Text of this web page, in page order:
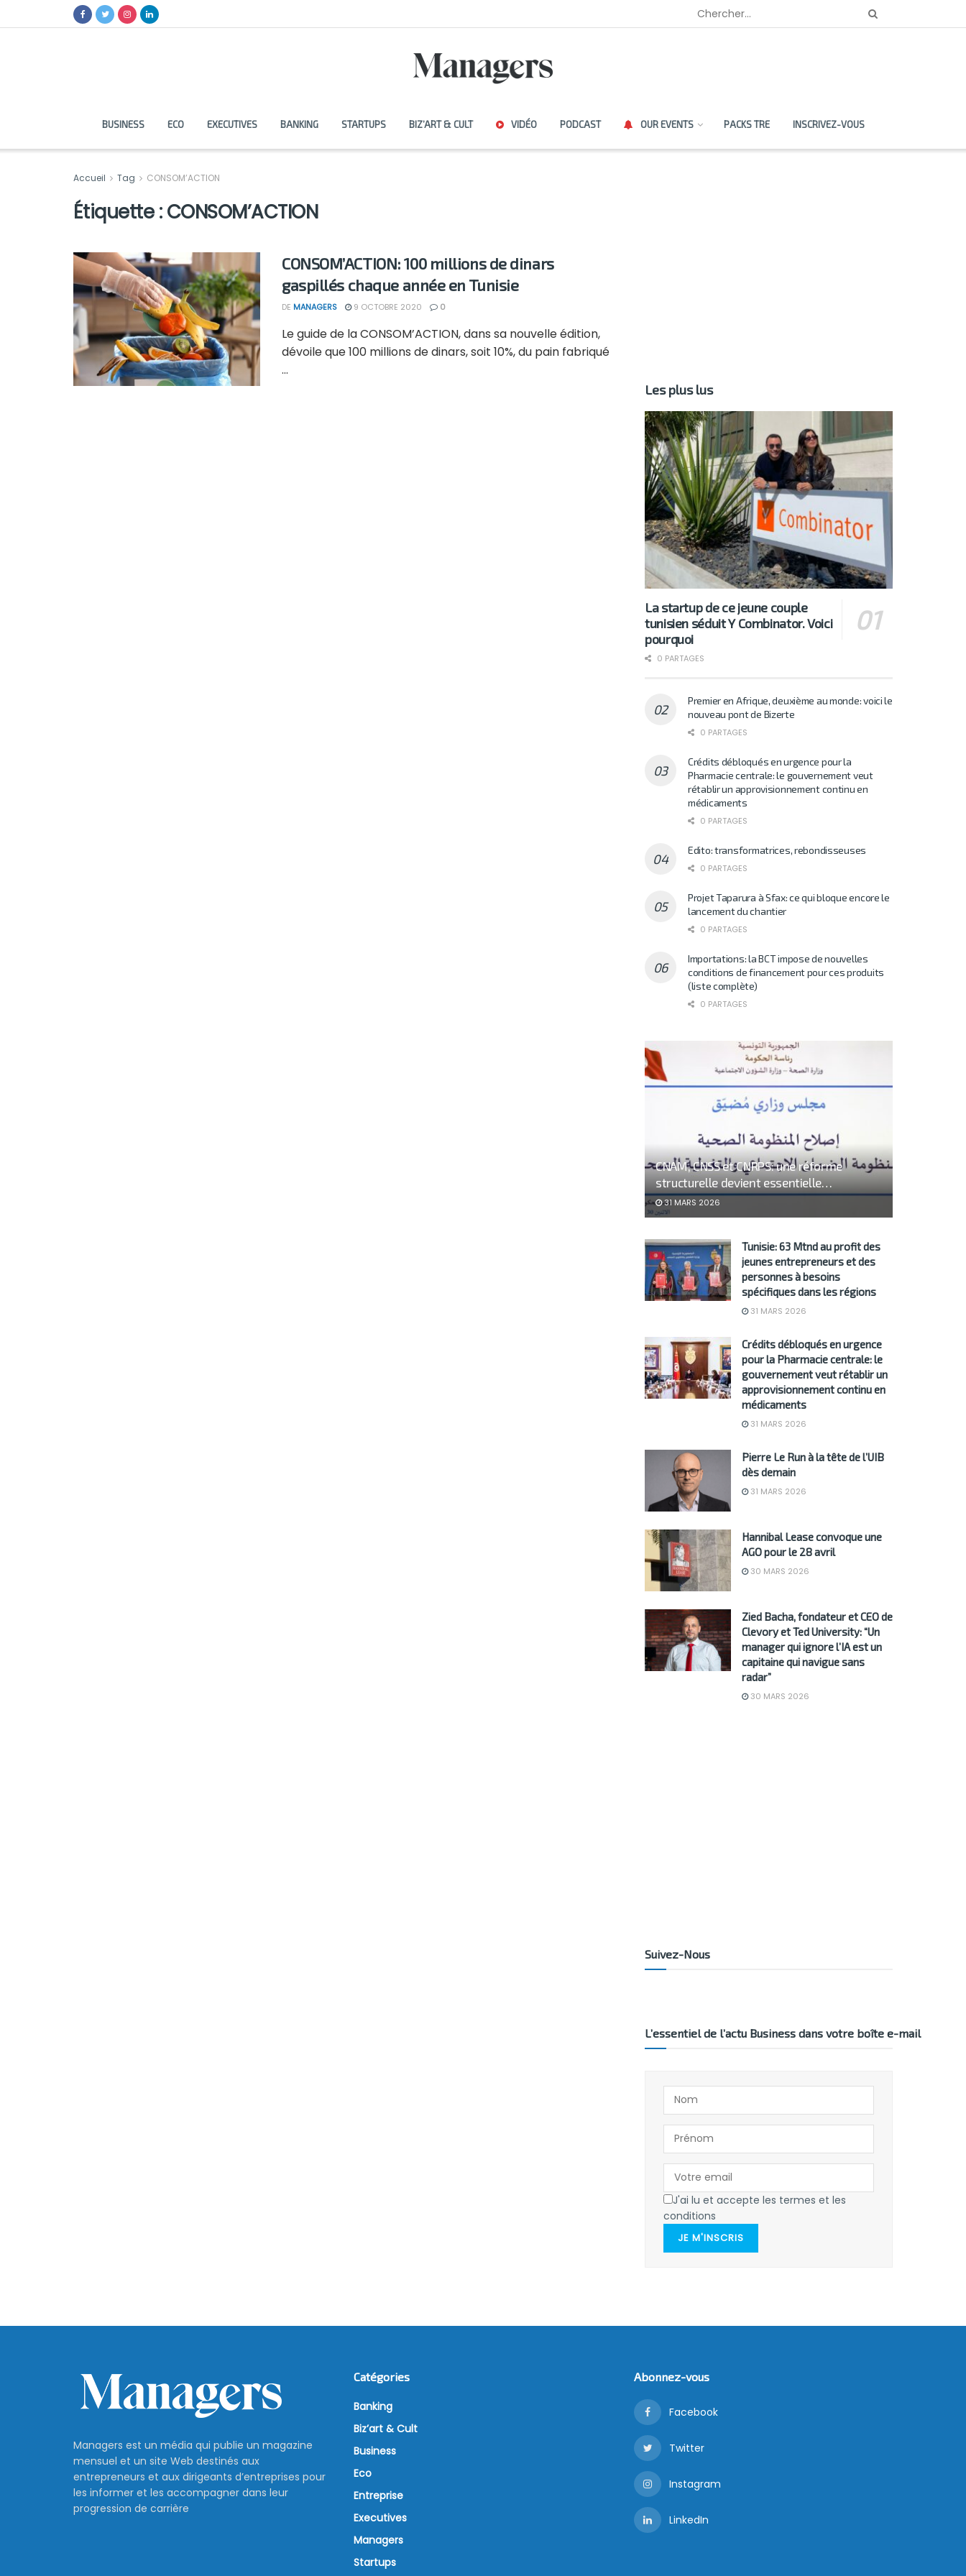
BUSINESS ECO EXECUTIVES BANKING STARTUPS BIZ’ART & CULT VIDÉO PODCAST OUR EVENTS PACKS TRE INSCRIVEZ-VOUS
Accueil Tag CONSOM’ACTION
Étiquette :CONSOM’ACTION
CONSOM’ACTION: 100 millions de dinars
gaspillés chaque année en Tunisie
DE MANAGERS 9 OCTOBRE 2020 0
Le guide de la CONSOM’ACTION, dans sa nouvelle édition,
dévoile que 100 millions de dinars, soit 10%, du pain fabriqué
...
Les plus lus
La startup de ce jeune couple
tunisien séduit Y Combinator. Voici
pourquoi
0 PARTAGES
Premier en Afrique, deuxième au monde: voici le
nouveau pont de Bizerte
0 PARTAGES
Crédits débloqués en urgence pour la
Pharmacie centrale: le gouvernement veut
rétablir un approvisionnement continu en
médicaments
0 PARTAGES
Edito: transformatrices, rebondisseuses
0 PARTAGES
Projet Taparura à Sfax: ce qui bloque encore le
lancement du chantier
0 PARTAGES
Importations: la BCT impose de nouvelles
conditions de financement pour ces produits
(liste complète)
0 PARTAGES
CNAM, CNSS et CNRPS: une réforme
structurelle devient essentielle…
31 MARS 2026
Tunisie: 63 Mtnd au profit des
jeunes entrepreneurs et des
personnes à besoins
spécifiques dans les régions
31 MARS 2026
Crédits débloqués en urgence
pour la Pharmacie centrale: le
gouvernement veut rétablir un
approvisionnement continu en
médicaments
31 MARS 2026
Pierre Le Run à la tête de l’UIB
dès demain
31 MARS 2026
Hannibal Lease convoque une
AGO pour le 28 avril
30 MARS 2026
Zied Bacha, fondateur et CEO de
Clevory et Ted University: “Un
manager qui ignore l’IA est un
capitaine qui navigue sans
radar”
30 MARS 2026
Suivez-Nous
L’essentiel de l’actu Business dans votre boîte e-mail
J'ai lu et accepte les termes et les
conditions
JE M'INSCRIS
Managers est un média qui publie un magazine
mensuel et un site Web destinés aux
entrepreneurs et aux dirigeants d’entreprises pour
les informer et les accompagner dans leur
progression de carrière
Catégories
Banking
Biz’art & Cult
Business
Eco
Entreprise
Executives
Managers
Startups
Abonnez-vous
Facebook
Twitter
Instagram
LinkedIn